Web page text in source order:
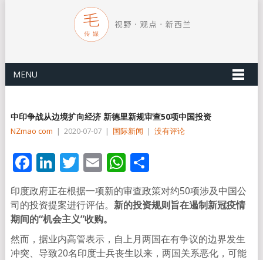
MENU
中印争战从边境扩向经济 新德里新规审查50项中国投资
NZmao com | 2020-07-07 | 国际新闻 | 没有评论
Facebook
LinkedIn
Twitter
EmailWhatsApp
分
享
印度政府正在根据一项新的审查政策对约50项涉及中国公
司的投资提案进行评估。 新的投资规则旨在遏制新冠疫情
期间的“机会主义”收购。
然而，据业内高管表示，自上月两国在有争议的边界发生
冲突、导致20名印度士兵丧生以来，两国关系恶化，可能